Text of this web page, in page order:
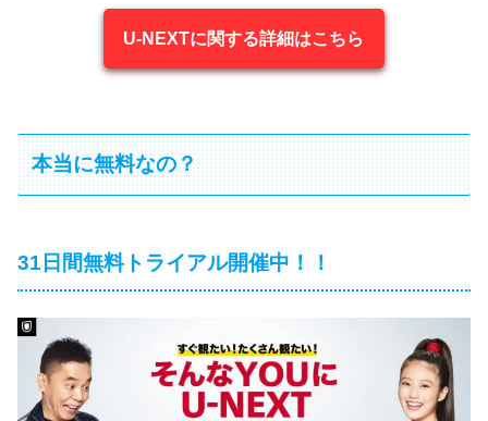
U-NEXTに関する詳細はこちら
本当に無料なの？
31日間無料トライアル開催中！！